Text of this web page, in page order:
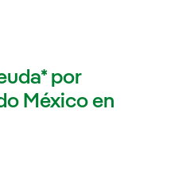
por
México en